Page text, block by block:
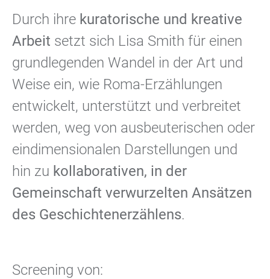
Durch ihre kuratorische und kreative
Arbeit setzt sich Lisa Smith für einen
grundlegenden Wandel in der Art und
Weise ein, wie Roma-Erzählungen
entwickelt, unterstützt und verbreitet
werden, weg von ausbeuterischen oder
eindimensionalen Darstellungen und
hin zu kollaborativen, in der
Gemeinschaft verwurzelten Ansätzen
des Geschichtenerzählens.
Screening von: